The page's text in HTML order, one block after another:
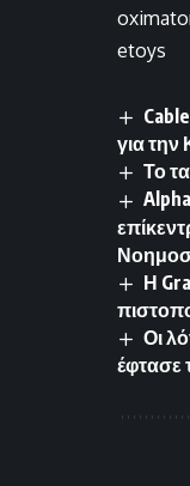
etoys
για
Το
Η
Οι
έφτασε